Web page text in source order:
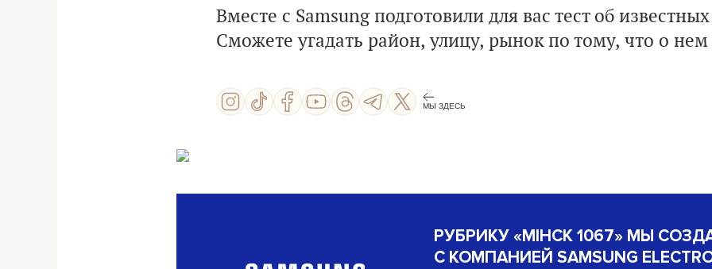
Вместе с Samsung подготовили для вас тест об
Сможете угадать район, улицу, рынок по тому, что о нем
МЫ ЗДЕСЬ
РУБРИКУ «МIНСК 1067» МЫ
С КОМПАНИЕЙ SAMSUNG